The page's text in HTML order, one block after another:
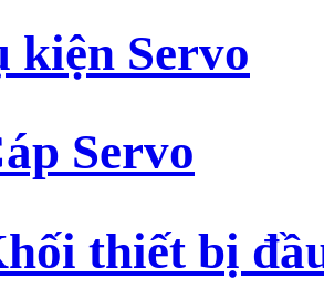
kiện Servo
Servo
thiết bị